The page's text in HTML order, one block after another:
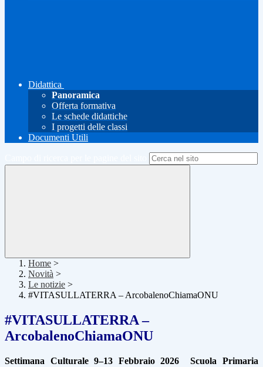
Didattica
Panoramica
Offerta formativa
Le schede didattiche
I progetti delle classi
Documenti Utili
Home >
Novità >
Le notizie >
#VITASULLATERRA – ArcobalenoChiamaONU
#VITASULLATERRA –
ArcobalenoChiamaONU
Settimana Culturale 9–13 Febbraio 2026
Scuola Primaria